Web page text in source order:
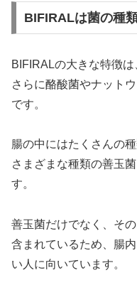
BIFIRALは菌の種
BIFIRALの大きな特徴は
さらに酪酸菌やナット
です。
腸の中にはたくさんの
さまざまな種類の善玉
す。
善玉菌だけでなく、そ
含まれているため、腸
い人に向いています。